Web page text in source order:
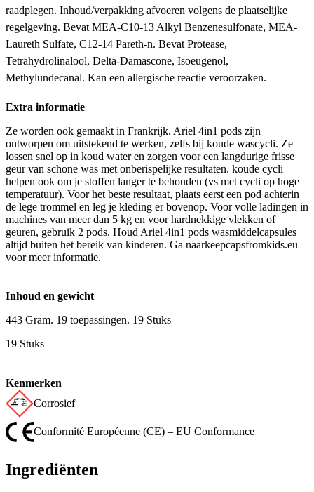
raadplegen. Inhoud/verpakking afvoeren volgens de plaatselijke
regelgeving. Bevat MEA-C10-13 Alkyl Benzenesulfonate, MEA-
Laureth Sulfate, C12-14 Pareth-n. Bevat Protease,
Tetrahydrolinalool, Delta-Damascone, Isoeugenol,
Methylundecanal. Kan een allergische reactie veroorzaken.
Extra informatie
Ze worden ook gemaakt in Frankrijk. Ariel 4in1 pods zijn
ontworpen om uitstekend te werken, zelfs bij koude wascycli. Ze
lossen snel op in koud water en zorgen voor een langdurige frisse
geur van schone was met onberispelijke resultaten. koude cycli
helpen ook om je stoffen langer te behouden (vs met cycli op hoge
temperatuur). Voor het beste resultaat, plaats eerst een pod achterin
de lege trommel en leg je kleding er bovenop. Voor volle ladingen in
machines van meer dan 5 kg en voor hardnekkige vlekken of
geuren, gebruik 2 pods. Houd Ariel 4in1 pods wasmiddelcapsules
altijd buiten het bereik van kinderen. Ga naarkeepcapsfromkids.eu
voor meer informatie.
Inhoud en gewicht
443 Gram. 19 toepassingen. 19 Stuks
19 Stuks
Kenmerken
Corrosief
Conformité Européenne (CE) – EU Conformance
Ingrediënten